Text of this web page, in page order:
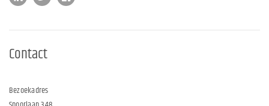
Contact
Bezoekadres